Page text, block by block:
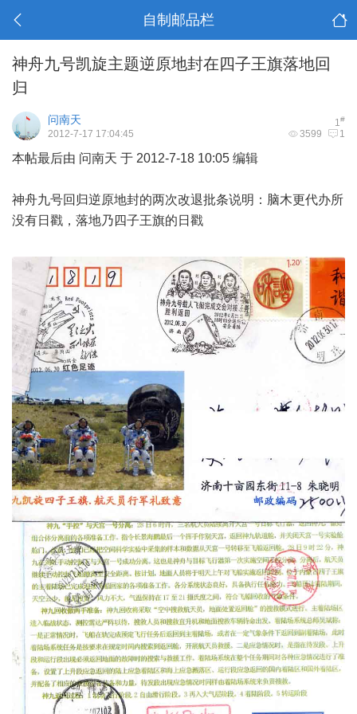
自制邮品栏
神舟九号凯旋主题逆原地封在四子王旗落地回
归
1#
问南天
3599 1
2012-7-17 17:04:45
本帖最后由 问南天 于 2012-7-18 10:05 编辑
神舟九号回归逆原地封的两次改退批条说明：脑木更代办所
没有日戳，落地乃四子王旗的日戳